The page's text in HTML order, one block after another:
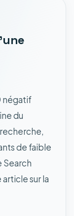
négatif
du
de faible
Search
sur la